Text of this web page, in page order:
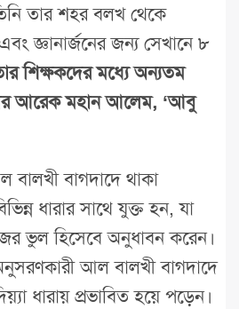
তার শহর বলখ থেকে
জ্ঞানার্জনের জন্য সেখানে ৮
শিক্ষকদের মধ্যে অন্যতম
আরেক মহান আলেম, ‘আবু
বাগদাদে থাকা
ধারার সাথে যুক্ত হন, যা
ভুল হিসেবে অনুধাবন করেন।
আল বালখী বাগদাদে
ধারায় প্রভাবিত হয়ে পড়েন।